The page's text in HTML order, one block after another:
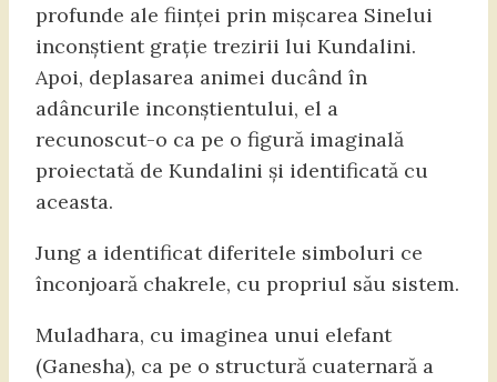
profunde ale ființei prin mișcarea Sinelui
inconștient grație trezirii lui Kundalini.
Apoi, deplasarea animei ducând în
adâncurile inconștientului, el a
recunoscut-o ca pe o figură imaginală
proiectată de Kundalini și identificată cu
aceasta.
Jung a identificat diferitele simboluri ce
înconjoară chakrele, cu propriul său sistem.
Muladhara, cu imaginea unui elefant
(Ganesha), ca pe o structură cuaternară a